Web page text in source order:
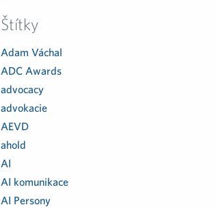
Štítky
Adam Váchal
ADC Awards
advocacy
advokacie
AEVD
ahold
AI
AI komunikace
AI Persony